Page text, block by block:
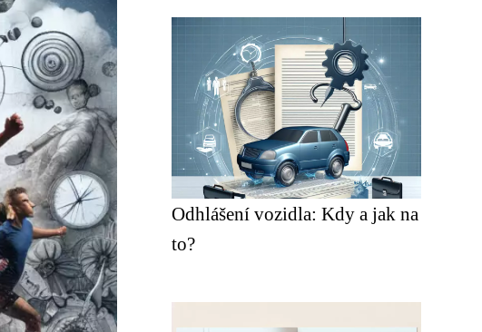
Odhlášení vozidla: Kdy a jak na
to?